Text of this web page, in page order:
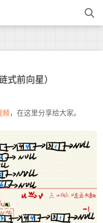
式前向星）
频，在这里分享给大家。